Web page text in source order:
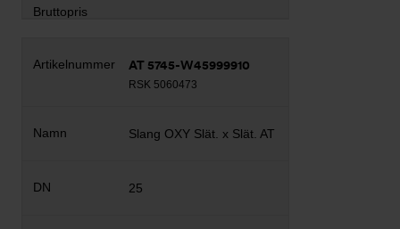
AT 5745-W45999910
RSK 5060473
Slang OXY Slät. x Slät. AT
25